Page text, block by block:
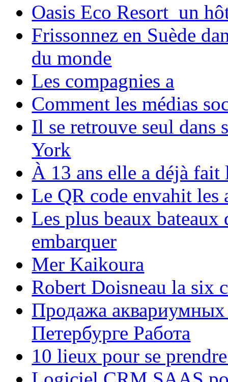
Oasis Eco Resort un
Frissonnez en Suède
du monde
Les compagnies a
Comment les médias
Il se retrouve seul dans
York
À 13 ans elle a déjà
Le QR code envahit les
Les plus beaux bateaux
embarquer
Mer Kaikoura
Robert Doisneau la six
Продажа аквариумных
Петербурге Работа
10 lieux pour se